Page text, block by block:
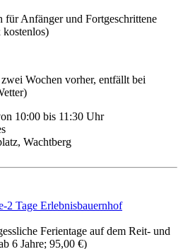
für Anfänger und Fortgeschrittene
kostenlos)
Wochen vorher, entfällt bei
10:00 bis 11:30 Uhr
Wachtberg
2 Tage Erlebnisbauernhof
Ferientage auf dem Reit- und
6 Jahre; 95,00 €)